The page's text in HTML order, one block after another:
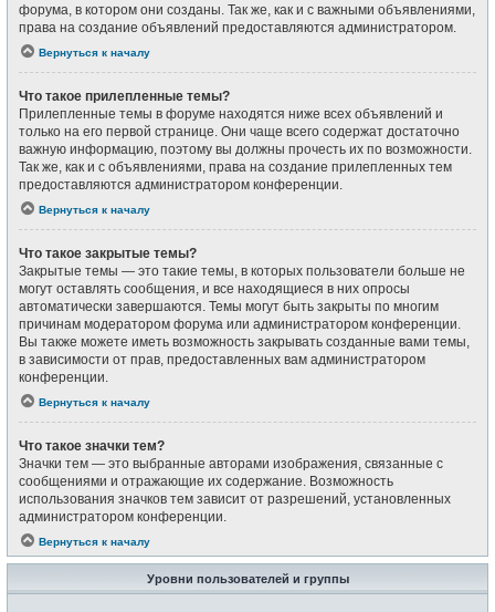
форума, в котором они созданы. Так же, как и с важными объявлениями,
права на создание объявлений предоставляются администратором.
Вернуться к началу
Что такое прилепленные темы?
Прилепленные темы в форуме находятся ниже всех объявлений и
только на его первой странице. Они чаще всего содержат достаточно
важную информацию, поэтому вы должны прочесть их по возможности.
Так же, как и с объявлениями, права на создание прилепленных тем
предоставляются администратором конференции.
Вернуться к началу
Что такое закрытые темы?
Закрытые темы — это такие темы, в которых пользователи больше не
могут оставлять сообщения, и все находящиеся в них опросы
автоматически завершаются. Темы могут быть закрыты по многим
причинам модератором форума или администратором конференции.
Вы также можете иметь возможность закрывать созданные вами темы,
в зависимости от прав, предоставленных вам администратором
конференции.
Вернуться к началу
Что такое значки тем?
Значки тем — это выбранные авторами изображения, связанные с
сообщениями и отражающие их содержание. Возможность
использования значков тем зависит от разрешений, установленных
администратором конференции.
Вернуться к началу
Уровни пользователей и группы